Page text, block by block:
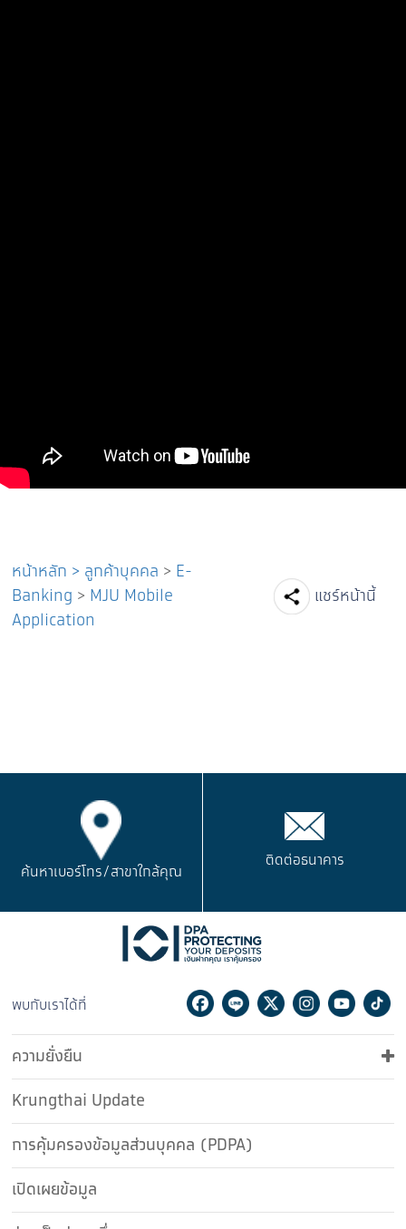
หน้าหลัก > ลูกค้าบุคคล > E-
Banking > MJU Mobile
Application
แชร์หน้านี้
Facebook
Line
ค้นหาเบอร์โทร/สาขาใกล้คุณ
ติดต่อธนาคาร
พบกับเราได้ที่ Facebook
LineTwitterInstagram
ความยั่งยืน
Krungthai Update
การคุ้มครองข้อมูลส่วนบุคคล (PDPA)
เปิดเผยข้อมูล